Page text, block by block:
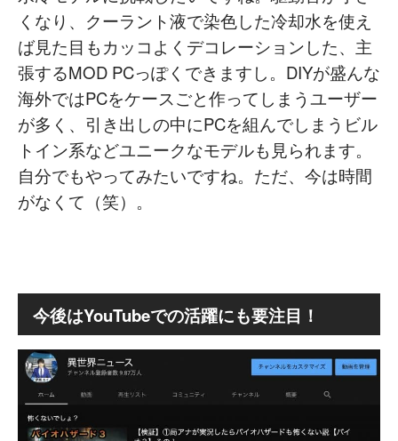
くなり、クーラント液で染色した冷却水を使え
ば見た目もカッコよくデコレーションした、主
張するMOD PCっぽくできますし。DIYが盛んな
海外ではPCをケースごと作ってしまうユーザー
が多く、引き出しの中にPCを組んでしまうビル
トイン系などユニークなモデルも見られます。
自分でもやってみたいですね。ただ、今は時間
がなくて（笑）。
今後はYouTubeでの活躍にも要注目！